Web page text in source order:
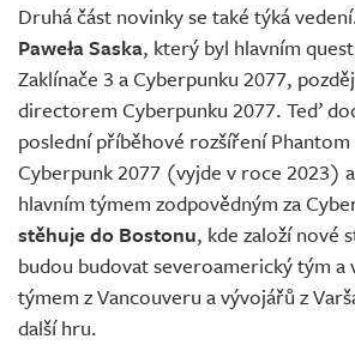
Druhá část novinky se také týká
Paweła Saska, který byl hlavním
Zaklínače 3 a Cyberpunku 2077,
directorem Cyberpunku 2077. Teď
poslední příběhové rozšíření
Cyberpunk 2077 (vyjde v roce 2023)
hlavním týmem zodpovědným za
stěhuje do Bostonu, kde založí nové
budou budovat severoamerický tým a
týmem z Vancouveru a vývojářů z
další hru.